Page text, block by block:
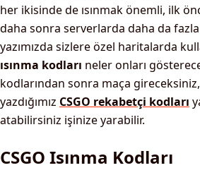
her ikisinde de ısınmak önemli, ilk
daha sonra serverlarda daha da fazla
yazımızda sizlere özel haritalarda
ısınma kodları neler onları
kodlarından sonra maça
yazdığımız CSGO rekabetçi kodları
atabilirsiniz işinize yarabilir.
CSGO Isınma Kodları